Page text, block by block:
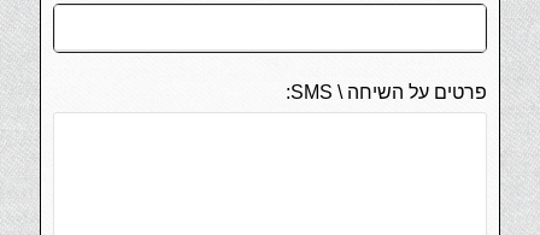
פרטים על השיחה \ SMS: